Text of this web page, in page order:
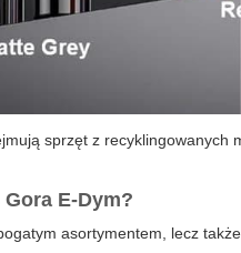
sprzęt z recyklingowanych
E-Dym?
asortymentem, lecz